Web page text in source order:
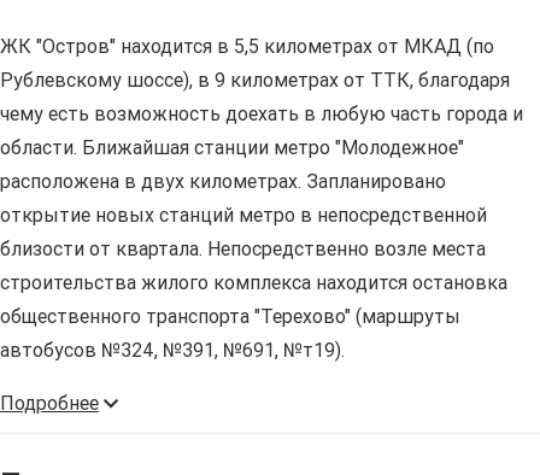
ЖК "Остров" находится в 5,5 километрах от МКАД (по
Рублевскому шоссе), в 9 километрах от ТТК, благодаря
чему есть возможность доехать в любую часть города и
области. Ближайшая станции метро "Молодежное"
расположена в двух километрах. Запланировано
открытие новых станций метро в непосредственной
близости от квартала. Непосредственно возле места
строительства жилого комплекса находится остановка
общественного транспорта "Терехово" (маршруты
автобусов №324, №391, №691, №т19).
Подробнее